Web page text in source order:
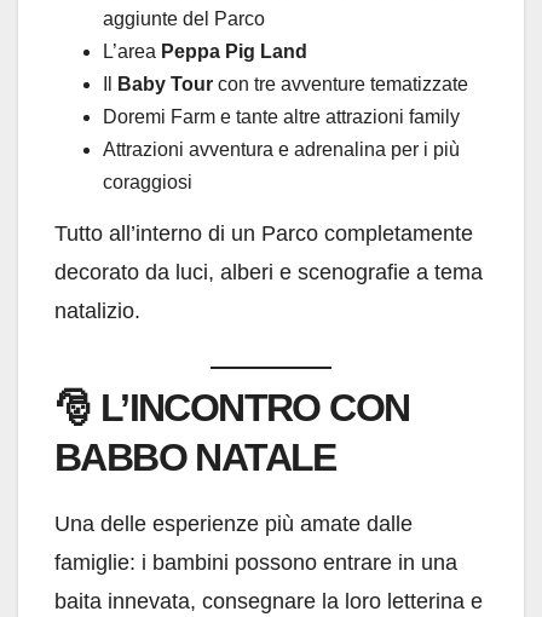
aggiunte del Parco
L’area Peppa Pig Land
Baby Tour con tre avventure tematizzate
Doremi Farm e tante altre attrazioni family
Attrazioni avventura e adrenalina per i più
coraggiosi
Tutto all’interno di un Parco completamente
decorato da luci, alberi e scenografie a tema
natalizio.
🎅 L’INCONTRO CON
BABBO NATALE
Una delle esperienze più amate dalle
famiglie: i bambini possono entrare in una
baita innevata, consegnare la loro letterina e